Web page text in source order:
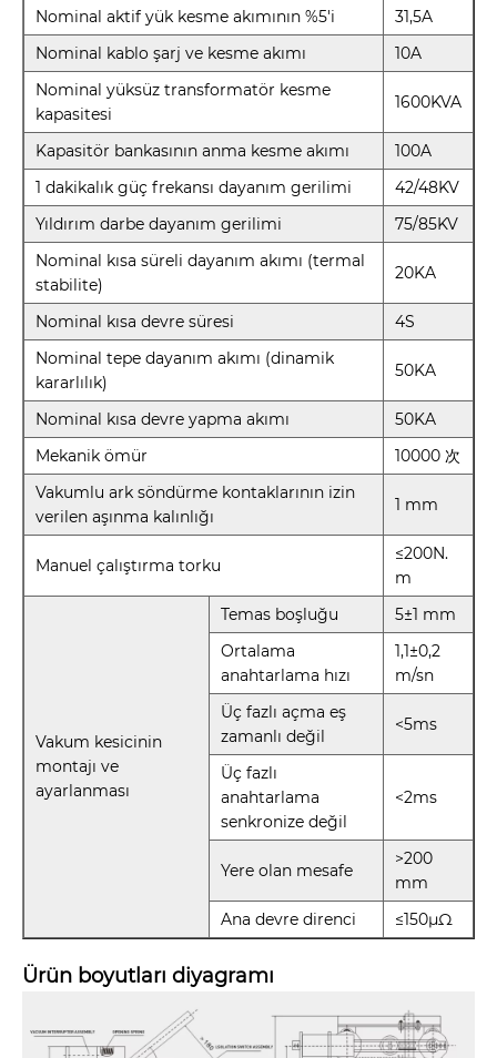
Nominal aktif yük kesme akımının %5'i
31,5A
Nominal kablo şarj ve kesme akımı
10A
Nominal yüksüz transformatör kesme
kapasitesi
1600KVA
Kapasitör bankasının anma kesme akımı
100A
1 dakikalık güç frekansı dayanım gerilimi
42/48KV
Yıldırım darbe dayanım gerilimi
75/85KV
Nominal kısa süreli dayanım akımı (termal
stabilite)
20KA
Nominal kısa devre süresi
4S
Nominal tepe dayanım akımı (dinamik
kararlılık)
50KA
Nominal kısa devre yapma akımı
50KA
Mekanik ömür
10000 次
Vakumlu ark söndürme kontaklarının izin
verilen aşınma kalınlığı
1 mm
Manuel çalıştırma torku
≤200N.
m
Vakum kesicinin
montajı ve
ayarlanması
Temas boşluğu
5±1 mm
Ortalama
anahtarlama hızı
1,1±0,2
m/sn
Üç fazlı açma eş
zamanlı değil
<5ms
Üç fazlı
anahtarlama
senkronize değil
<2ms
Yere olan mesafe
>200
mm
Ana devre direnci
≤150μΩ
Ürün boyutları diyagramı